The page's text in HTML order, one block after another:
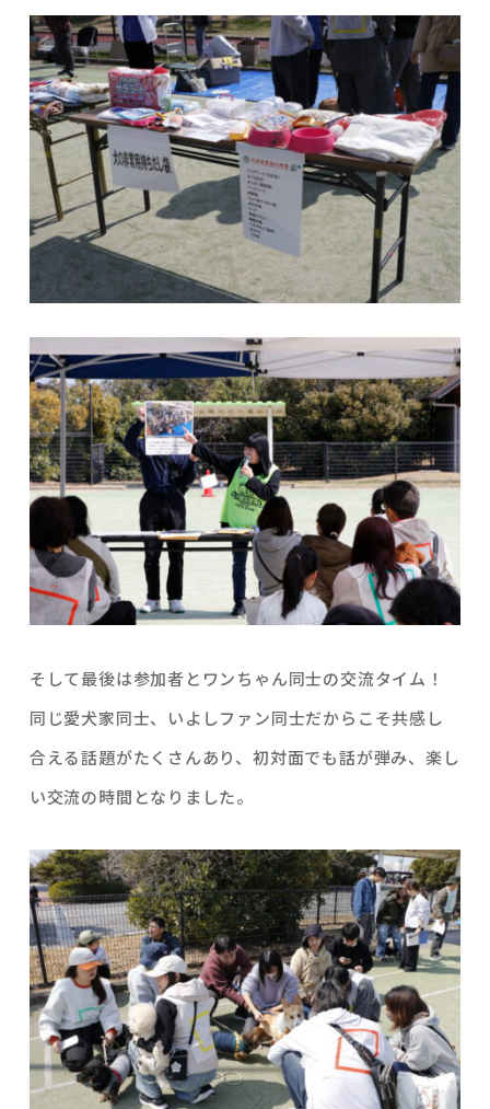
そして最後は参加者とワンちゃん同士の交流タイム！
同じ愛犬家同士、いよしファン同士だからこそ共感し
合える話題がたくさんあり、初対面でも話が弾み、楽し
い交流の時間となりました。